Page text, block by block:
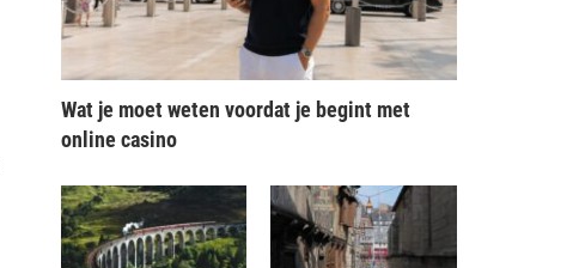
Wat je moet weten voordat je begint met
online casino